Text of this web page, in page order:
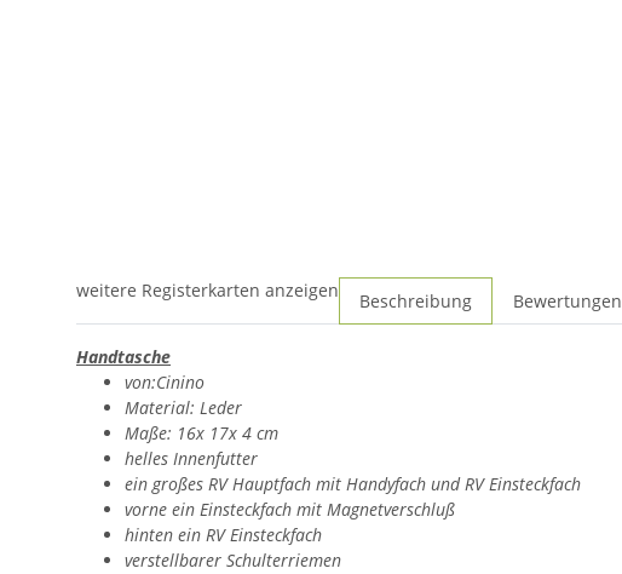
weitere Registerkarten anzeigen Beschreibung Bewertungen
Handtasche
von:Cinino
Material: Leder
Maße: 16x 17x 4 cm
helles Innenfutter
ein großes RV Hauptfach mit Handyfach und RV Einsteckfach
vorne ein Einsteckfach mit Magnetverschluß
hinten ein RV Einsteckfach
verstellbarer Schulterriemen